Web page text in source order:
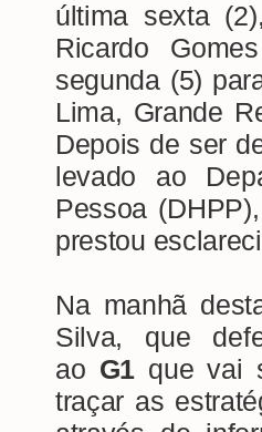
última sexta
Ricardo
segunda (5)
Lima, Grande
Depois de ser
levado ao
Pessoa
prestou
Na manhã
Silva, que
ao G1que vai
traçar as